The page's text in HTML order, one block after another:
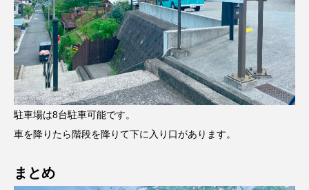
駐車場は8台駐車可能です。
車を降りたら階段を降りて下に入り口があります。
まとめ